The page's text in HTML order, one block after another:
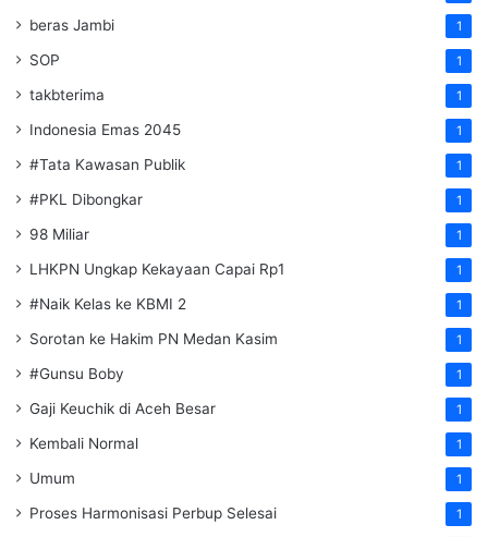
beras Jambi 1
SOP 1
takbterima 1
Indonesia Emas 2045 1
#Tata Kawasan Publik 1
#PKL Dibongkar 1
98 Miliar 1
LHKPN Ungkap Kekayaan Capai Rp1 1
#Naik Kelas ke KBMI 2 1
Sorotan ke Hakim PN Medan Kasim 1
#Gunsu Boby 1
Gaji Keuchik di Aceh Besar 1
Kembali Normal 1
Umum 1
Proses Harmonisasi Perbup Selesai 1